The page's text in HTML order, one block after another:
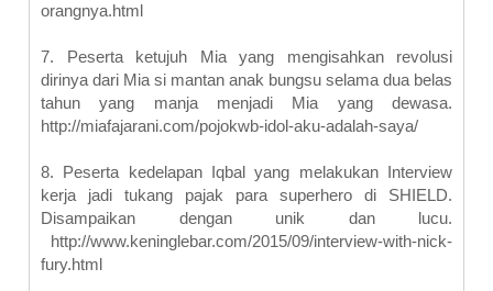
orangnya.html
7.
Peserta ketujuh Mia yang mengisahkan revolusi
dirinya dari Mia si mantan anak bungsu selama dua belas
tahun yang manja menjadi Mia yang dewasa.
http://miafajarani.com/pojokwb-idol-aku-adalah-saya/
8. Peserta kedelapan Iqbal yang melakukan Interview
kerja jadi tukang pajak para superhero di SHIELD.
Disampaikan dengan unik dan lucu.
http://www.keninglebar.com/2015/09/interview-with-nick-
fury.html